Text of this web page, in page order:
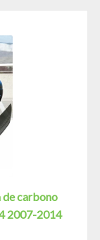
carbono
2007-2014